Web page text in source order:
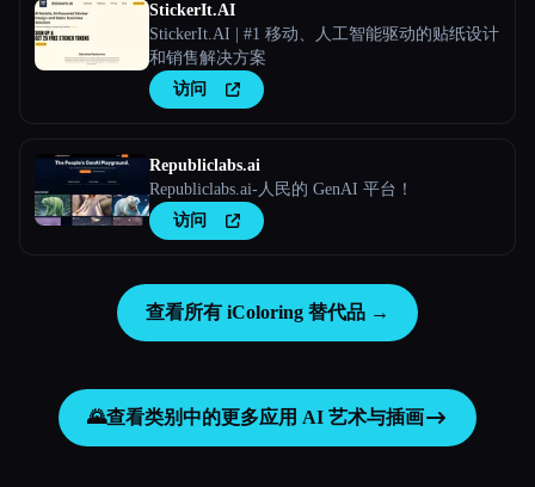
StickerIt.AI
StickerIt.AI | #1 移动、人工智能驱动的贴纸设计
和销售解决方案
访问
Republiclabs.ai
Republiclabs.ai-人民的 GenAI 平台！
访问
查看所有 iColoring 替代品 →
🌄查看类别中的更多应用 AI 艺术与插画